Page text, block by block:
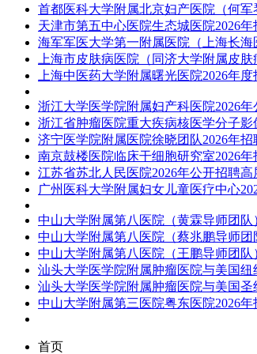
首都医科大学附属北京妇产医院（何
天津市第五中心医院生态城医院2026
海军军医大学第一附属医院（上海长
上海市皮肤病医院（同济大学附属皮
上海中医药大学附属曙光医院2026年度
浙江大学医学院附属妇产科医院2026
浙江省肿瘤医院重大疾病核医学分子
济宁医学院附属医院徐晓团队2026年
南京鼓楼医院临床干细胞研究室2026
江苏省苏北人民医院2026年公开招聘
广州医科大学附属妇女儿童医疗中心
中山大学附属第八医院（黄霖导师团队
中山大学附属第八医院（蔡兆鹏导师团
中山大学附属第八医院（王鹏导师团队
汕头大学医学院附属肿瘤医院与美国
汕头大学医学院附属肿瘤医院与美国
中山大学附属第三医院粤东医院2026
首页